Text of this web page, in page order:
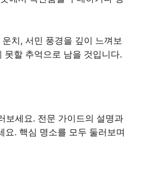
치, 서민 풍경을 깊이 느껴보
할 추억으로 남을 것입니다.
보세요. 전문 가이드의 설명과
. 핵심 명소를 모두 둘러보며